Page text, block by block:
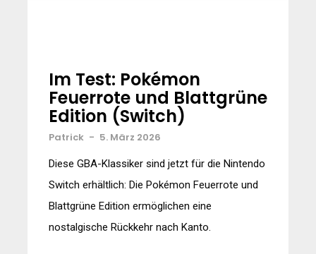
Im Test: Pokémon
Feuerrote und Blattgrüne
Edition (Switch)
Patrick - 5. März 2026
Diese GBA-Klassiker sind jetzt für die Nintendo
Switch erhältlich: Die Pokémon Feuerrote und
Blattgrüne Edition ermöglichen eine
nostalgische Rückkehr nach Kanto.